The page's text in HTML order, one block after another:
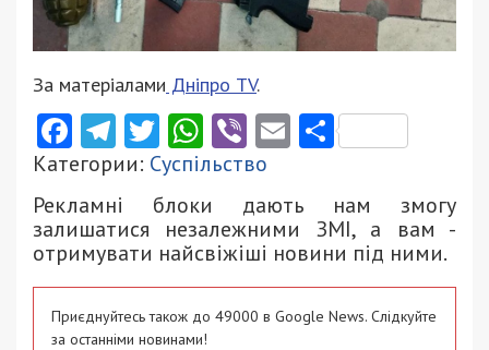
За матеріалами Дніпро ТV.
Facebook
Telegram
Twitter
WhatsApp
ViberEmail
Категории: Суспільство
Рекламні блоки дають нам змогу
залишатися незалежними ЗМІ, а вам -
отримувати найсвіжіші новини під ними.
Приєднуйтесь також до 49000 в Google News. Слідкуйте
за останніми новинами!